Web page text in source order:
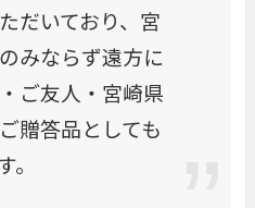
だいており、宮
みならず遠方に
ご友人・宮崎県
贈答品としても